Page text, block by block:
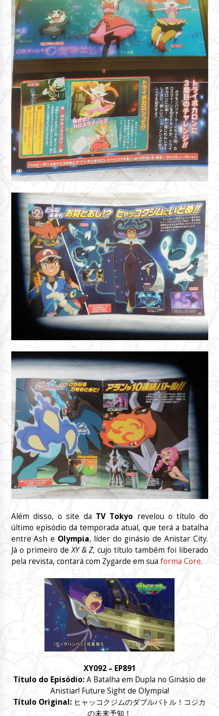
Além disso, o site da TV Tokyo revelou o título do
último episódio da temporada atual, que terá a batalha
entre Ash e Olympia, líder do ginásio de Anistar City.
Já o primeiro deXY & Z, cujo título também foi liberado
pela revista, contará com Zygarde em sua forma Core.
XY092 – EP891
Título do Episódio:A Batalha em Dupla no Ginásio de
Anistiar! Future Sight de Olympia!
Título Original: ヒャッコクジムのダブルバトル！コジカ
の未来予知！